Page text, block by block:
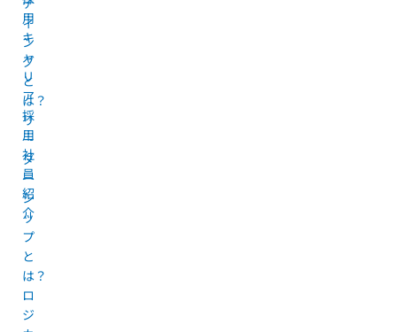
用
キ
ャ
リ
ア
採
用
社
員
紹
介
ィ
ン
グ
と
は？
リ
ー
ダ
ー
シ
ッ
プ
と
は？
ロ
ジ